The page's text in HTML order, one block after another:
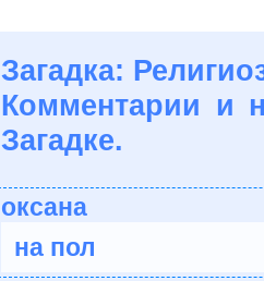
Загадка:
Комментарии и
Загадке.
оксана
на пол